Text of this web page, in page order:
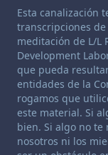
Descargo de
Esta canalización
transcripciones
meditación de L/L
Development
que pueda
entidades de la
rogamos que
este material. Si
bien. Si algo no
nosotros ni los